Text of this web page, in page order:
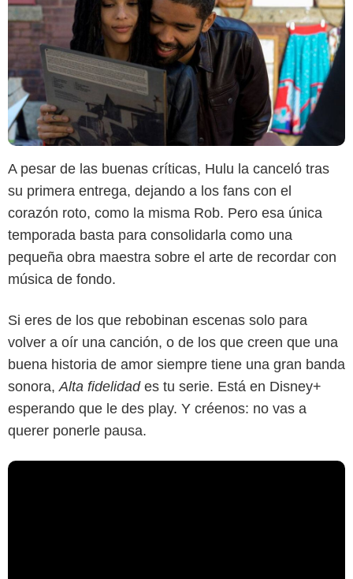
A pesar de las buenas críticas, Hulu la canceló tras
su primera entrega, dejando a los fans con el
corazón roto, como la misma Rob. Pero esa única
temporada basta para consolidarla como una
pequeña obra maestra sobre el arte de recordar con
música de fondo.
Si eres de los que rebobinan escenas solo para
volver a oír una canción, o de los que creen que una
buena historia de amor siempre tiene una gran banda
sonora,Alta fidelidad es tu serie. Está en Disney+
esperando que le des play. Y créenos: no vas a
querer ponerle pausa.